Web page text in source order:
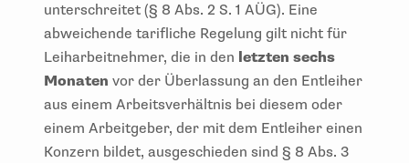
unterschreitet (§ 8 Abs. 2 S. 1 AÜG). Eine
abweichende tarifliche Regelung gilt nicht für
Leiharbeitnehmer, die in den letzten sechs
Monaten vor der Überlassung an den Entleiher
aus einem Arbeitsverhältnis bei diesem oder
einem Arbeitgeber, der mit dem Entleiher einen
Konzern bildet, ausgeschieden sind § 8 Abs. 3